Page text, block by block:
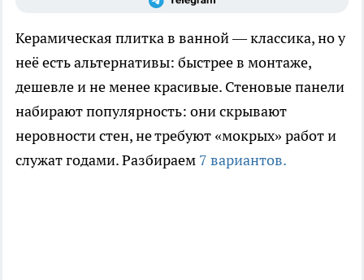
Керамическая плитка в ванной — классика, но у
неё есть альтернативы: быстрее в монтаже,
дешевле и не менее красивые. Стеновые панели
набирают популярность: они скрывают
неровности стен, не требуют «мокрых» работ и
служат годами. Разбираем 7 вариантов.